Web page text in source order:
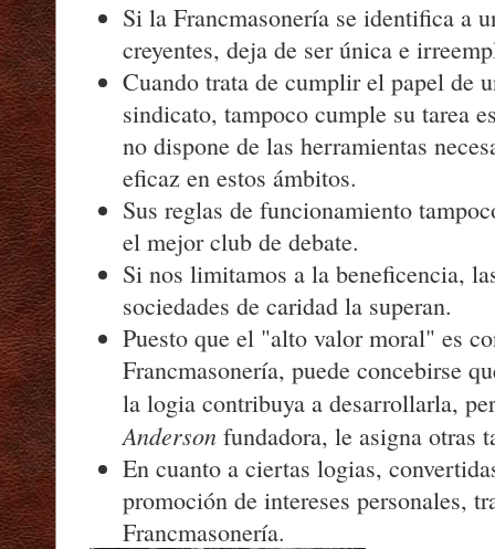
Si la Francmasonería se identifica a
creyentes, deja de ser única e
Cuando trata de cumplir el papel de
sindicato, tampoco cumple su tarea
no dispone de las herramientas
eficaz en estos ámbitos.
Sus reglas de funcionamiento
el mejor club de debate.
Si nos limitamos a la beneficencia,
sociedades de caridad la superan.
Puesto que el "alto valor moral" es
Francmasonería, puede concebirse
la logia contribuya a desarrollarla,
Anderson fundadora, le asigna otras
En cuanto a ciertas logias,
promoción de intereses personales,
Francmasonería.